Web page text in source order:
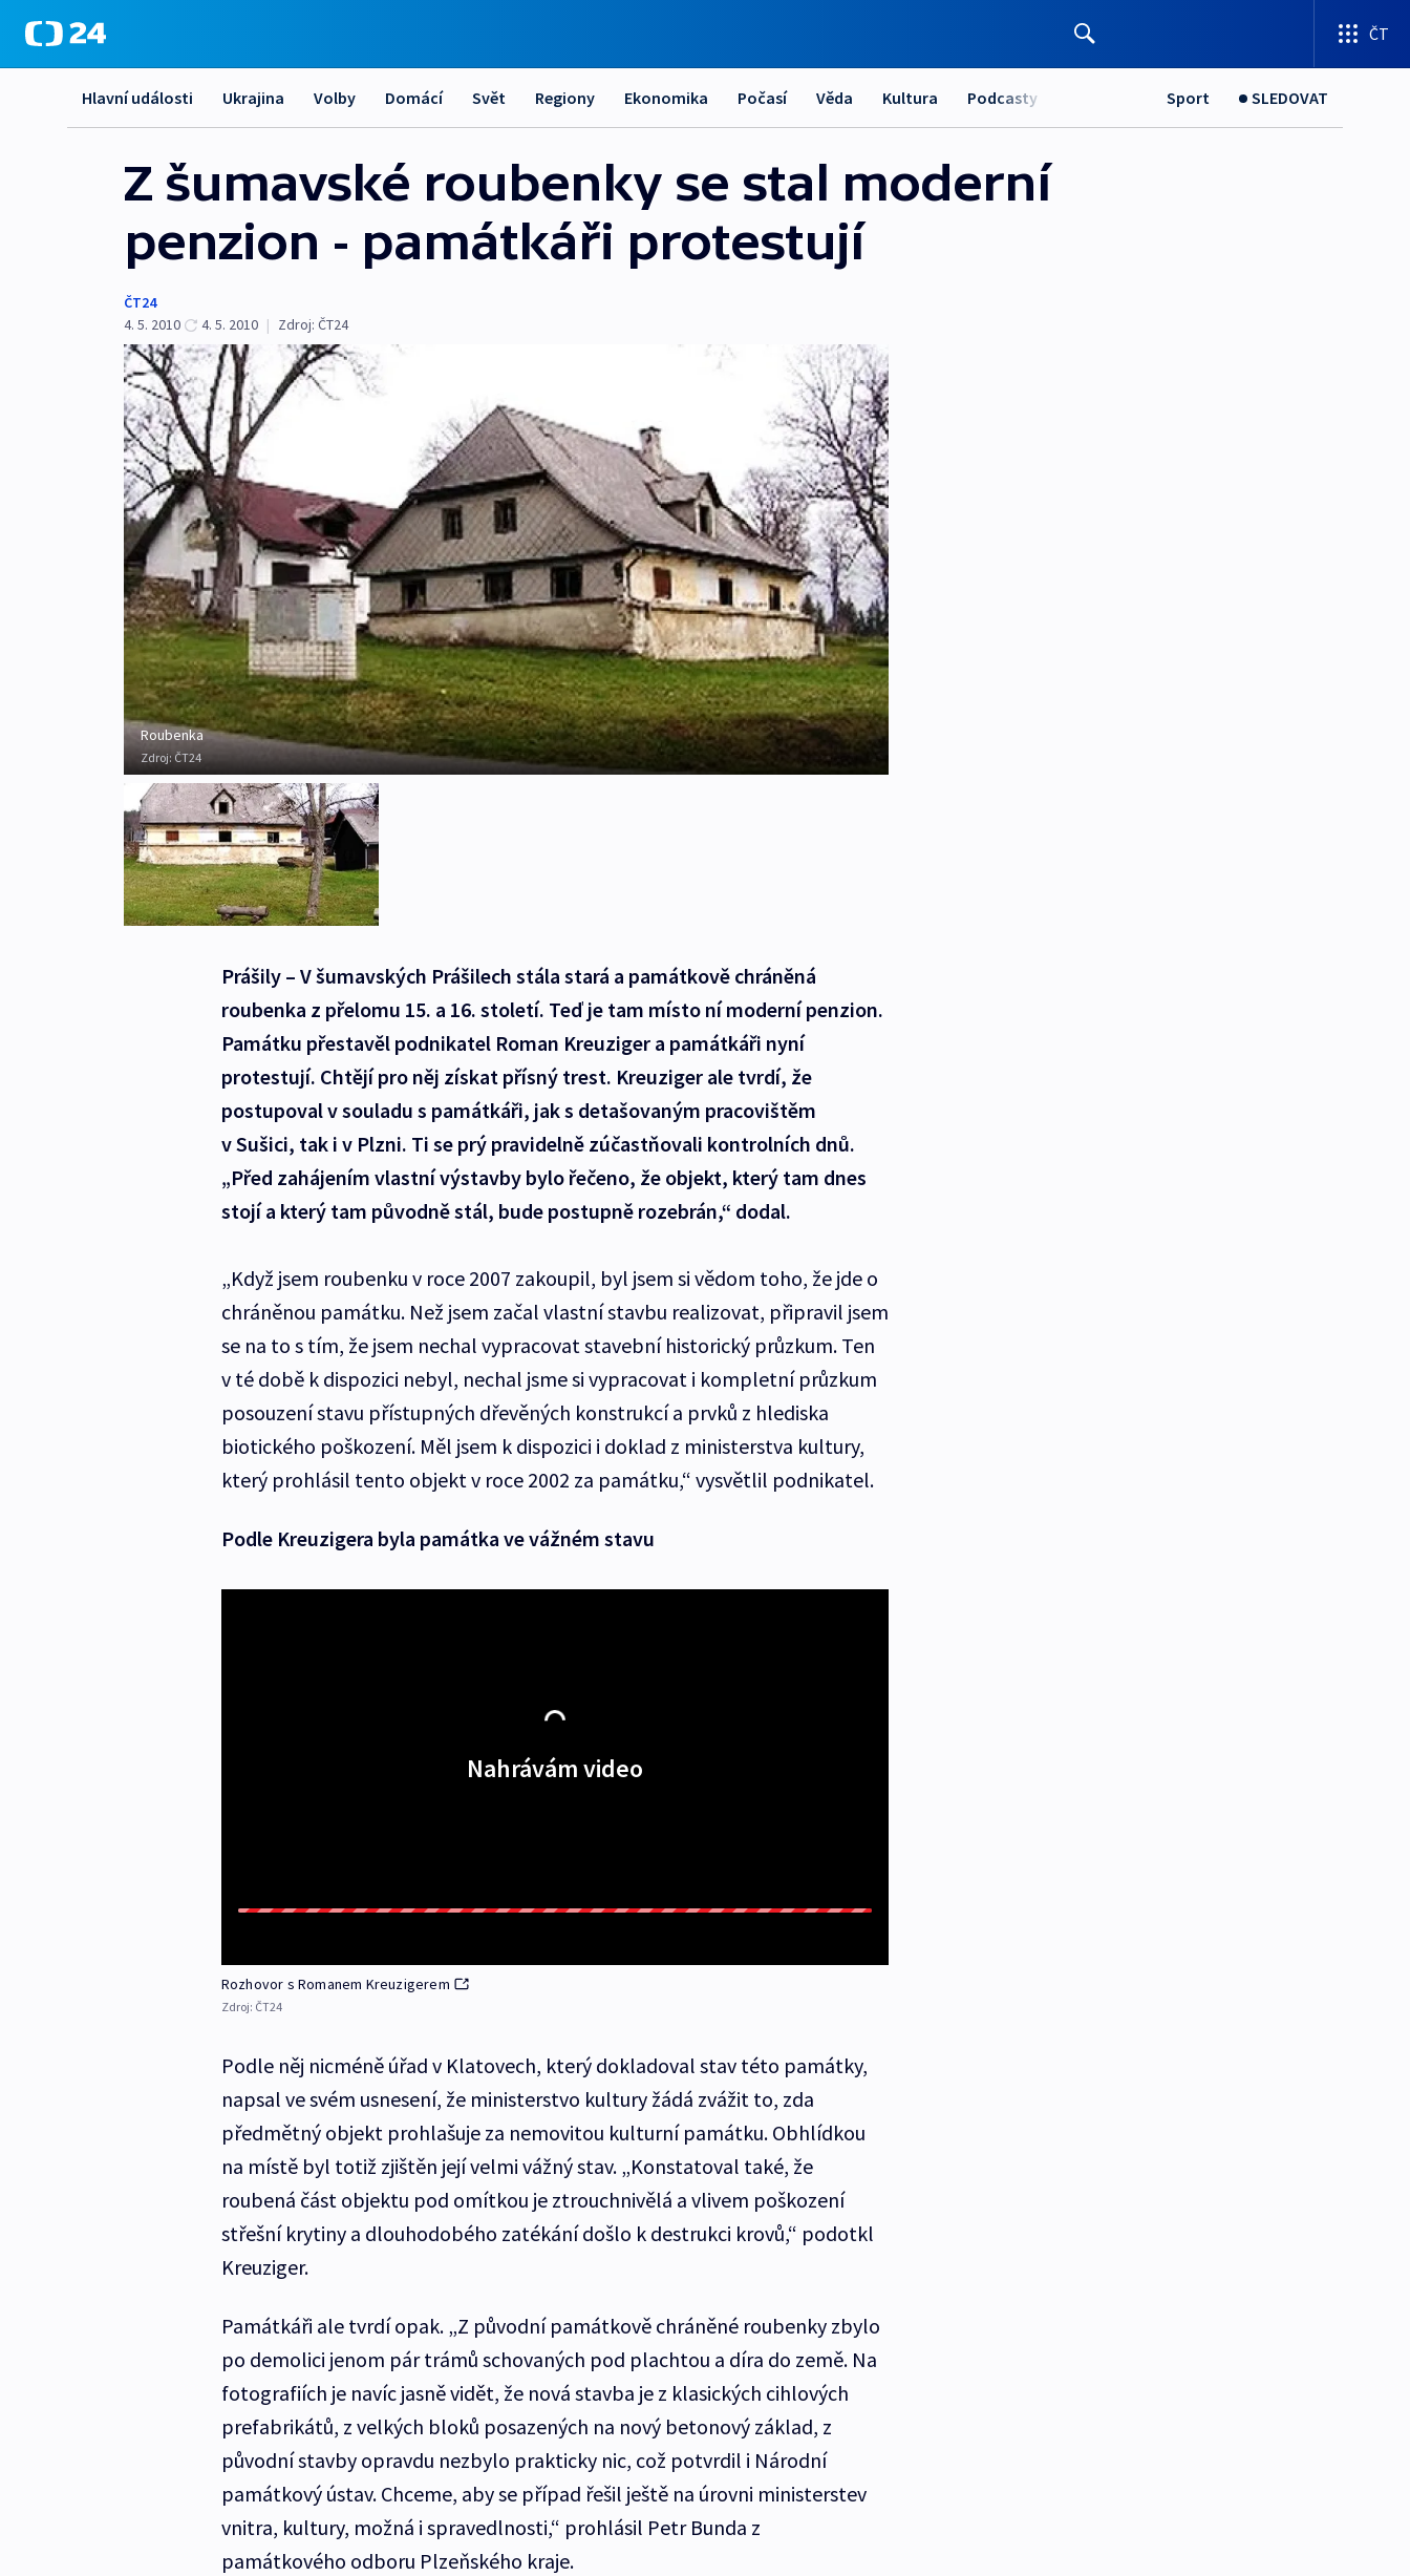
ČT
Hlavní události Ukrajina Volby Domácí Svět Regiony Ekonomika Počasí Věda Kultura Podcasty Sport SLEDOVAT
Z šumavské roubenky se stal moderní
penzion - památkáři protestují
ČT24
4. 5. 2010
4. 5. 2010 | Zdroj: ČT24
Roubenka
Zdroj:ČT24
Prášily – V šumavských Prášilech stála stará a památkově chráněná
roubenka z přelomu 15. a 16. století. Teď je tam místo ní moderní penzion.
Památku přestavěl podnikatel Roman Kreuziger a památkáři nyní
protestují. Chtějí pro něj získat přísný trest. Kreuziger ale tvrdí, že
postupoval v souladu s památkáři, jak s detašovaným pracovištěm
v Sušici, tak i v Plzni. Ti se prý pravidelně zúčastňovali kontrolních dnů.
„Před zahájením vlastní výstavby bylo řečeno, že objekt, který tam dnes
stojí a který tam původně stál, bude postupně rozebrán,“ dodal.
„Když jsem roubenku v roce 2007 zakoupil, byl jsem si vědom toho, že jde o
chráněnou památku. Než jsem začal vlastní stavbu realizovat, připravil jsem
se na to s tím, že jsem nechal vypracovat stavební historický průzkum. Ten
v té době k dispozici nebyl, nechal jsme si vypracovat i kompletní průzkum
posouzení stavu přístupných dřevěných konstrukcí a prvků z hlediska
biotického poškození. Měl jsem k dispozici i doklad z ministerstva kultury,
který prohlásil tento objekt v roce 2002 za památku,“ vysvětlil podnikatel.
Podle Kreuzigera byla památka ve vážném stavu
Nahrávám video
Rozhovor s Romanem Kreuzigerem
Zdroj: ČT24
Podle něj nicméně úřad v Klatovech, který dokladoval stav této památky,
napsal ve svém usnesení, že ministerstvo kultury žádá zvážit to, zda
předmětný objekt prohlašuje za nemovitou kulturní památku. Obhlídkou
na místě byl totiž zjištěn její velmi vážný stav. „Konstatoval také, že
roubená část objektu pod omítkou je ztrouchnivělá a vlivem poškození
střešní krytiny a dlouhodobého zatékání došlo k destrukci krovů,“ podotkl
Kreuziger.
Památkáři ale tvrdí opak. „Z původní památkově chráněné roubenky zbylo
po demolici jenom pár trámů schovaných pod plachtou a díra do země. Na
fotografiích je navíc jasně vidět, že nová stavba je z klasických cihlových
prefabrikátů, z velkých bloků posazených na nový betonový základ, z
původní stavby opravdu nezbylo prakticky nic, což potvrdil i Národní
památkový ústav. Chceme, aby se případ řešil ještě na úrovni ministerstev
vnitra, kultury, možná i spravedlnosti,“ prohlásil Petr Bunda z
památkového odboru Plzeňského kraje.